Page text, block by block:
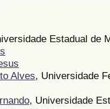
Estadual de
Alves, Universidade
, Universidade